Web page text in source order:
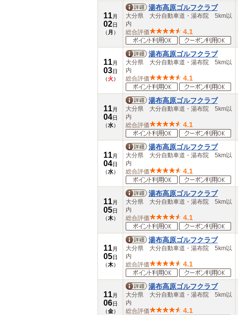
11月
02日
（ 月 ）
湯布高原ゴルフクラブ
大分県 大分自動車道・湯布院 5km以
内
総合評価
4.1
11月
03日
（火）
湯布高原ゴルフクラブ
大分県 大分自動車道・湯布院 5km以
内
総合評価
4.1
11月
04日
（水）
湯布高原ゴルフクラブ
大分県 大分自動車道・湯布院 5km以
内
総合評価
4.1
11月
04日
（水）
湯布高原ゴルフクラブ
大分県 大分自動車道・湯布院 5km以
内
総合評価
4.1
11月
05日
（木）
湯布高原ゴルフクラブ
大分県 大分自動車道・湯布院 5km以
内
総合評価
4.1
11月
05日
（木）
湯布高原ゴルフクラブ
大分県 大分自動車道・湯布院 5km以
内
総合評価
4.1
11月
06日
（金）
湯布高原ゴルフクラブ
大分県 大分自動車道・湯布院 5km以
内
総合評価
4.1